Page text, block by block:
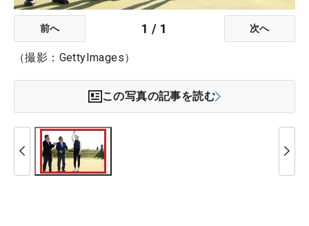
前へ 1 / 1 次へ
（撮影：GettyImages）
この写真の記事を読む